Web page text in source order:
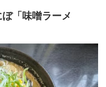
「味噌ラーメ